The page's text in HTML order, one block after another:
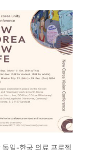
일-한국 의료 프로젝